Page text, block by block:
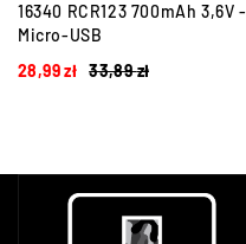
16340 RCR123 700mAh 3,6V -
Micro-USB
33,89zł
28,99zł